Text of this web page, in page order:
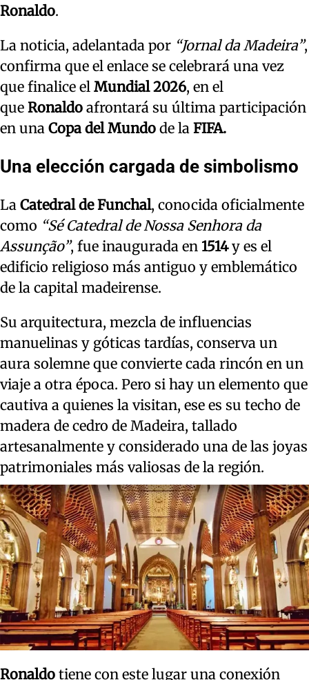
Ronaldo.
La noticia, adelantada por “Jornal da Madeira”,
confirma que el enlace se celebrará una vez
que finalice el Mundial 2026, en el
que Ronaldo afrontará su última participación
en una Copa del Mundo de la FIFA.
Una elección cargada de simbolismo
La Catedral de Funchal, conocida oficialmente
como “Sé Catedral de Nossa Senhora da
Assunção”, fue inaugurada en 1514y es el
edificio religioso más antiguo y emblemático
de la capital madeirense.
Su arquitectura, mezcla de influencias
manuelinas y góticas tardías, conserva un
aura solemne que convierte cada rincón en un
viaje a otra época. Pero si hay un elemento que
cautiva a quienes la visitan, ese es su techo de
madera de cedro de Madeira, tallado
artesanalmente y considerado una de las joyas
patrimoniales más valiosas de la región.
Ronaldo tiene con este lugar una conexión